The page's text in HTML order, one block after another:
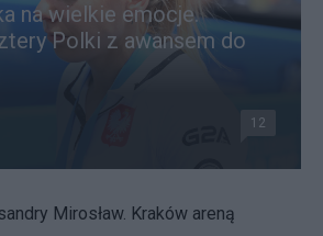
na wielkie emocje.
Polki z awansem do
12
Mirosław. Kraków areną